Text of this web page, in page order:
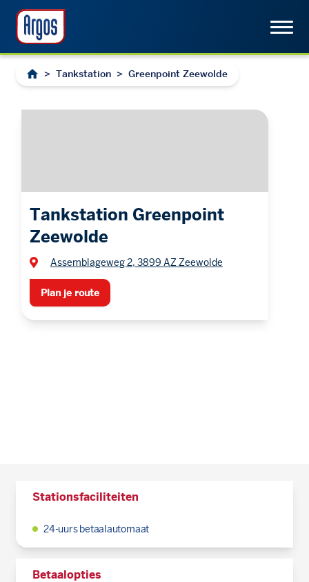
> Tankstation > Greenpoint Zeewolde
Tankstation Greenpoint
Zeewolde
Assemblageweg 2, 3899 AZ Zeewolde
Plan je route
Stationsfaciliteiten
24-uurs betaalautomaat
Betaalopties